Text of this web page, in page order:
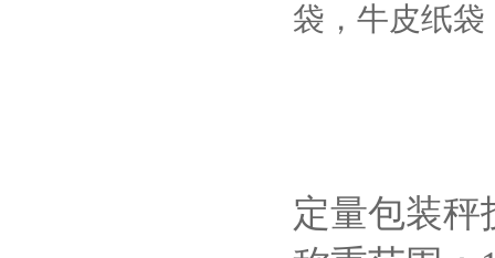
袋，牛皮纸
定量包装秤